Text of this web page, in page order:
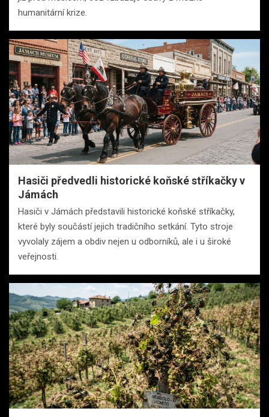
humanitární krize.
Hasiči předvedli historické koňské stříkačky v
Jámách
Hasiči v Jámách představili historické koňské stříkačky,
které byly součástí jejich tradičního setkání. Tyto stroje
vyvolaly zájem a obdiv nejen u odborníků, ale i u široké
veřejnosti.